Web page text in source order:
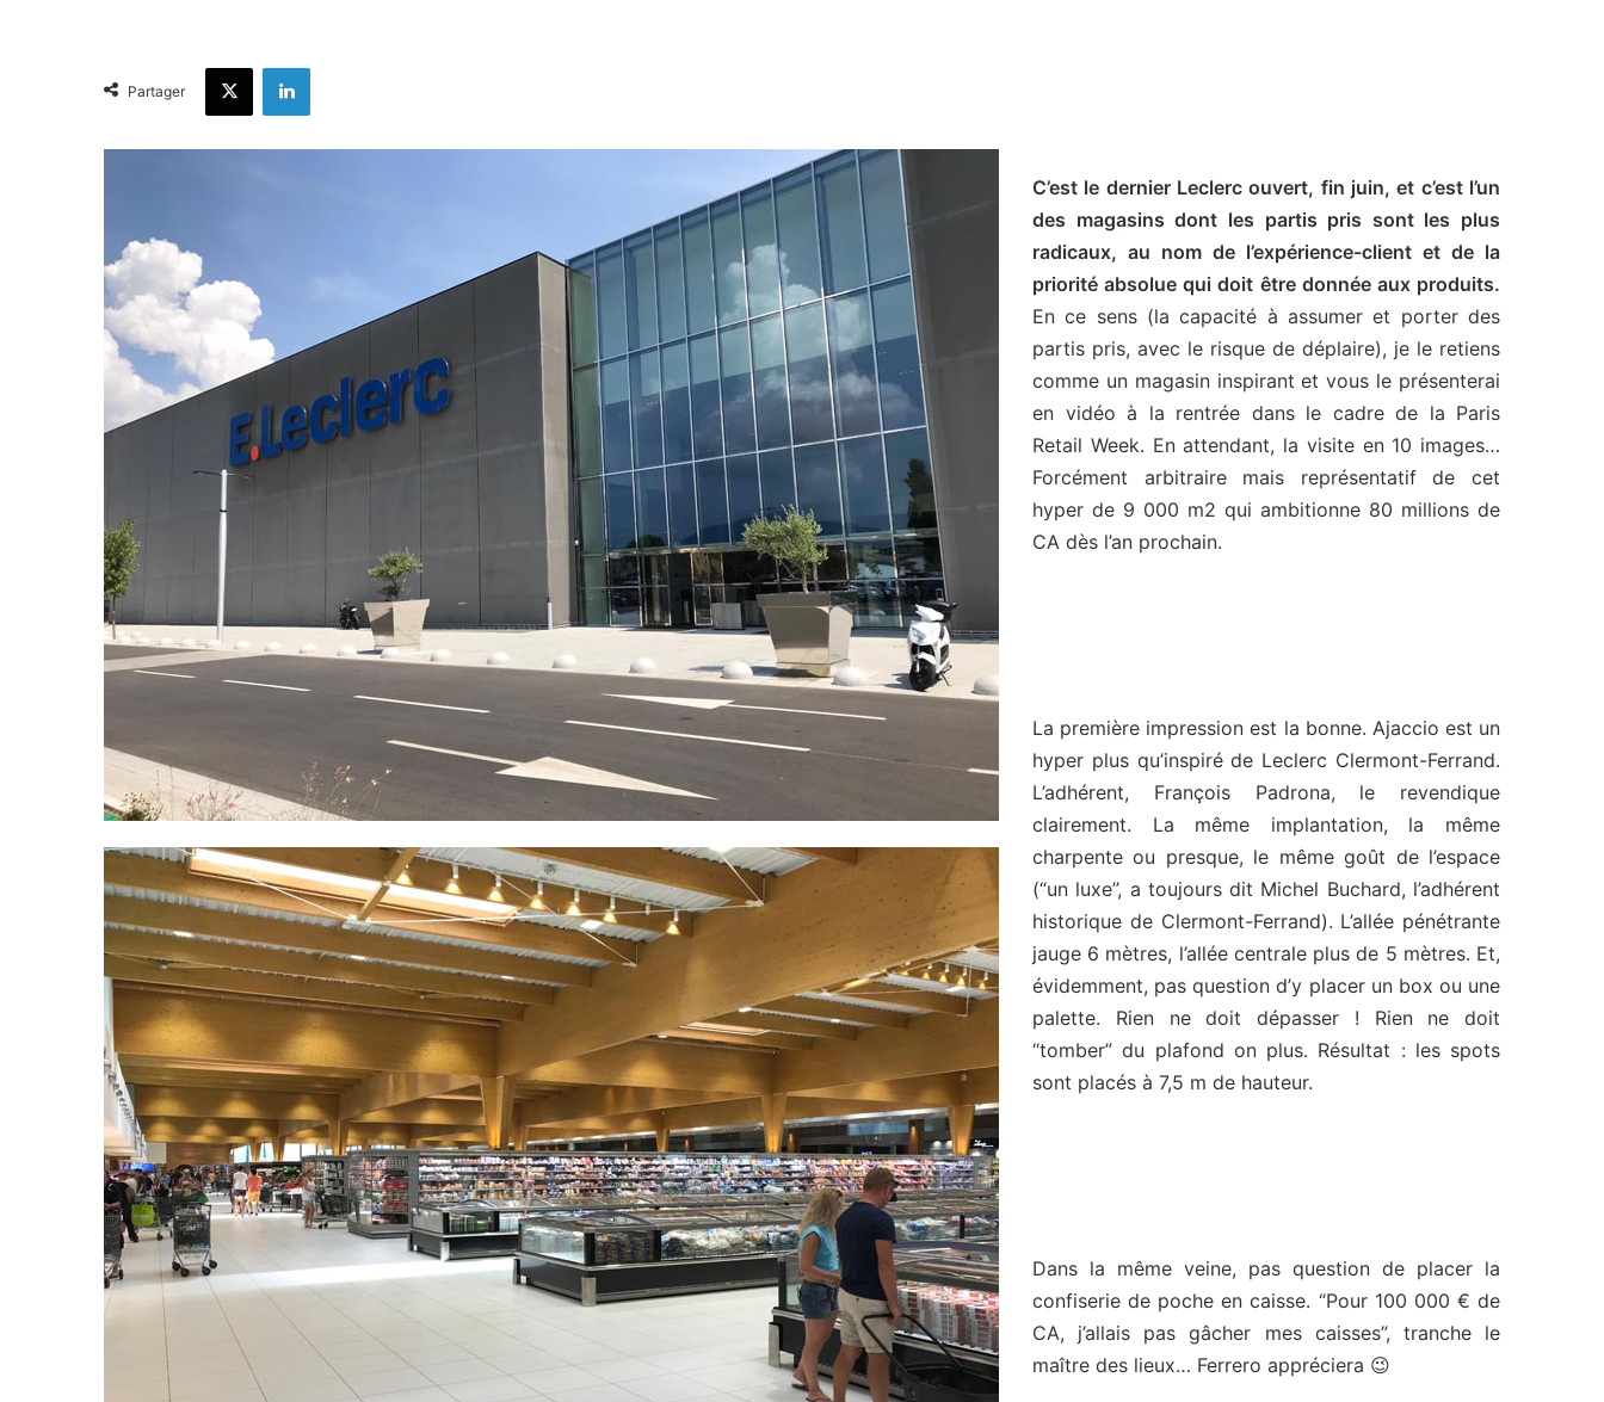
Partager
X Linkedin
C’est le dernier Leclerc ouvert, fin juin, et c’est l’un
des magasins dont les partis pris sont les plus
radicaux, au nom de l’expérience-client et de la
priorité absolue qui doit être donnée aux produits.
En ce sens (la capacité à assumer et porter des
partis pris, avec le risque de déplaire), je le retiens
comme un magasin inspirant et vous le présenterai
en vidéo à la rentrée dans le cadre de la Paris
Retail Week. En attendant, la visite en 10 images…
Forcément arbitraire mais représentatif de cet
hyper de 9 000 m2 qui ambitionne 80 millions de
CA dès l’an prochain.
La première impression est la bonne. Ajaccio est un
hyper plus qu’inspiré de Leclerc Clermont-Ferrand.
L’adhérent, François Padrona, le revendique
clairement. La même implantation, la même
charpente ou presque, le même goût de l’espace
(“un luxe”, a toujours dit Michel Buchard, l’adhérent
historique de Clermont-Ferrand). L’allée pénétrante
jauge 6 mètres, l’allée centrale plus de 5 mètres. Et,
évidemment, pas question d’y placer un box ou une
palette. Rien ne doit dépasser ! Rien ne doit
“tomber” du plafond on plus. Résultat : les spots
sont placés à 7,5 m de hauteur.
Dans la même veine, pas question de placer la
confiserie de poche en caisse. “Pour 100 000 € de
CA, j’allais pas gâcher mes caisses”, tranche le
maître des lieux… Ferrero appréciera 😉